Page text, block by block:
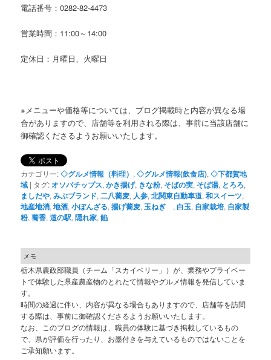
電話番号：0282-82-4473
営業時間：11:00～14:00
定休日：月曜日、火曜日
※メニューや価格等については、ブログ掲載時と内容が異なる場
合がありますので、店舗等を利用される際は、事前に当該店舗に
御確認くださるようお願いいたします。
カテゴリー:◇グルメ情報（料理） ,◇グルメ情報(飲食店),◇下都賀地
域 | タグ:オソバチップス,かき揚げ, きな粉, そばの実, そば湯, とろろ,
ましだや,みぶブランド,二八蕎麦, 人参,北関東自動車道,和スイーツ,
地産地消,地酒,小ぼんざる,揚げ蕎麦, 玉ねぎ , 白玉, 自家栽培, 自家製
粉,蕎香,道の駅,隠れ家,餡
メモ
栃木県農政部職員（チーム「スカイベリー」）が、業務やプライベー
トで体験した県産農産物のとれたて情報やグルメ情報を発信していま
す。
時間の経過に伴い、内容が異なる場合もありますので、店舗等を訪問
する際は、事前に御確認くださるようお願いいたします。
なお、このブログの情報は、職員の体験に基づき掲載しているもの
で、県が評価を行ったり、お墨付きを与えているものではないことを
ご承知願います。